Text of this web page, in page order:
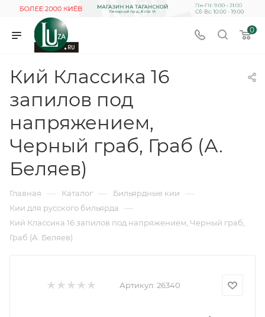
0
Кий Классика 16
запилов под
напряжением,
Черный граб, Граб (А.
Беляев)
Главная — Каталог — Бильярдные кии —
Кии для русского бильярда —
Кий Классика 16 запилов под напряжением, Черный граб,
Граб (А. Беляев)
Артикул: 26340